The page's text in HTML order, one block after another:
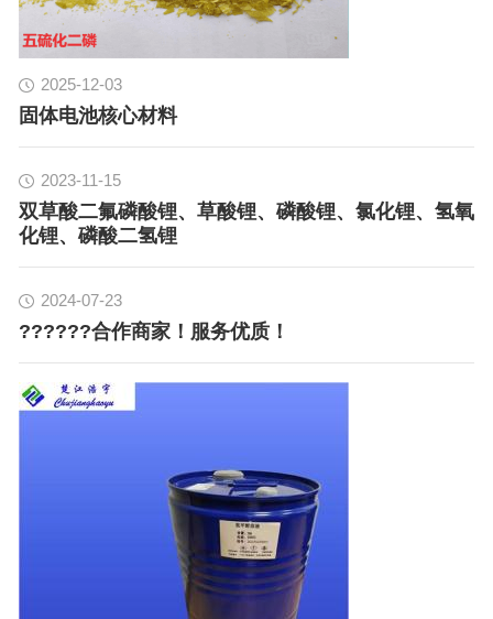
2025-12-03
固体电池核心材料
2023-11-15
双草酸二氟磷酸锂、草酸锂、磷酸锂、氯化锂、氢氧
化锂、磷酸二氢锂
2024-07-23
??????合作商家！服务优质！